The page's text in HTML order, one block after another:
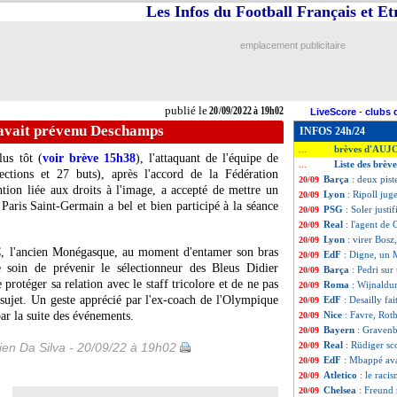
publié le20/09/2022 à 19h02
Les Infos du Football Français et
emplacement publicitaire
LiveScore - clubs
prévenu Deschamps
tôt (voir brève 15h38), l'attaquant de l'équipe de
et 27 buts), après l'accord de la Fédération
liée aux droits à l'image, a accepté de mettre un
Saint-Germain a bel et bien participé à la séance
Monégasque, au moment d'entamer son bras
de prévenir le sélectionneur des Bleus Didier
protéger sa relation avec le staff tricolore et de ne pas
Un geste apprécié par l'ex-coach de l'Olympique
la suite des événements.
Da Silva - 20/09/22 à 19h02
INFOS 24h/24
brèves
Liste des
20/09 Barça : deux
20/09 Lyon : Ripoll
20/09 PSG : Soler
20/09 Real : l'agent de
20/09 Lyon : virer
20/09 EdF : Digne, un
20/09 Barça : Pedri sur
20/09 Roma :
20/09 EdF : Desailly
20/09 Nice : Favre,
20/09 Bayern :
20/09 Real : Rüdiger
20/09 EdF : Mbappé
20/09 Atletico : le
20/09 Chelsea : Freund